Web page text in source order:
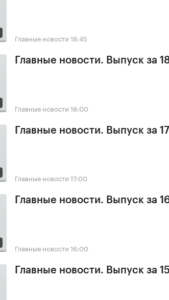
Главные новости 18:45
Главные новости. Выпуск за
Главные новости 18:00
Главные новости. Выпуск за
Главные новости 17:00
Главные новости. Выпуск за
Главные новости 16:00
Главные новости. Выпуск за